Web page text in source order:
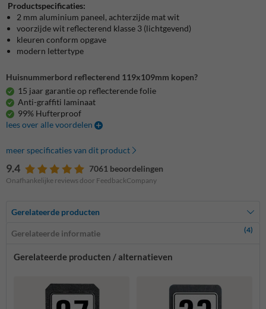
Productspecificaties:
2 mm aluminium paneel, achterzijde mat wit
voorzijde wit reflecterend klasse 3 (lichtgevend)
kleuren conform opgave
modern lettertype
Huisnummerbord reflecterend 119x109mm kopen?
15 jaar garantie op reflecterende folie
Anti-graffiti laminaat
99% Hufterproof
lees over alle voordelen
meer specificaties van dit product
9.4 7061 beoordelingen
Onafhankelijke reviews door FeedbackCompany
Gerelateerde producten
Gerelateerde informatie (4)
Gerelateerde producten / alternatieven